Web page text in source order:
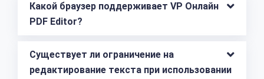
Какой браузер поддерживает VP Онлайн
PDF Editor?
Существует ли ограничение на
редактирование текста при использовании